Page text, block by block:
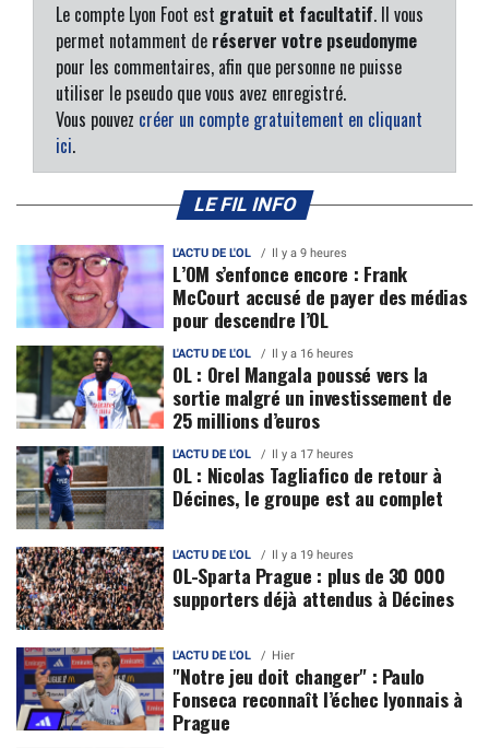
Le compte Lyon Foot est gratuit et facultatif. Il vous
permet notamment de réserver votre pseudonyme
pour les commentaires, afin que personne ne puisse
utiliser le pseudo que vous avez enregistré.
Vous pouvez créer un compte gratuitement en cliquant
ici.
LE FIL INFO
L'ACTU DE L'OL Il y a 9 heures
L’OM s’enfonce encore : Frank
McCourt accusé de payer des médias
pour descendre l’OL
L'ACTU DE L'OL Il y a 16 heures
OL : Orel Mangala poussé vers la
sortie malgré un investissement de
25 millions d’euros
L'ACTU DE L'OL Il y a 17 heures
OL : Nicolas Tagliafico de retour à
Décines, le groupe est au complet
L'ACTU DE L'OL Il y a 19 heures
OL-Sparta Prague : plus de 30 000
supporters déjà attendus à Décines
L'ACTU DE L'OL Hier
"Notre jeu doit changer" : Paulo
Fonseca reconnaît l’échec lyonnais à
Prague